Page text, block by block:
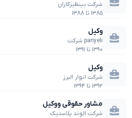
شرکت بینظیرکاران
۱۳۸۵ تا ۱۳۸۸
وکیل
panyeli شرکت
۱۳۹۰ تا ۱۳۹۱
وکیل
شرکت انوار البرز
۱۳۹۲ تا ۱۳۹۴
مشاور حقوقی ووکیل
شرکت الوند پلاستیک